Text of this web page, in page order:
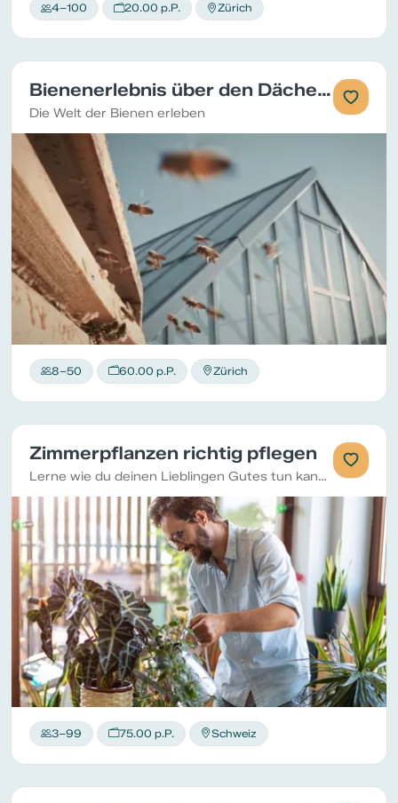
4–100 20.00 p.P. Zürich
Bienenerlebnis über den Dächern Zürichs
Die Welt der Bienen erleben
8–50 60.00 p.P. Zürich
Zimmerpflanzen richtig pflegen
Lerne wie du deinen Lieblingen Gutes tun kannst
3–99 75.00 p.P. Schweiz